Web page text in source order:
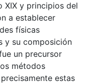
XIX y principios del
a establecer
físicas
y su composición
un precursor
métodos
estas